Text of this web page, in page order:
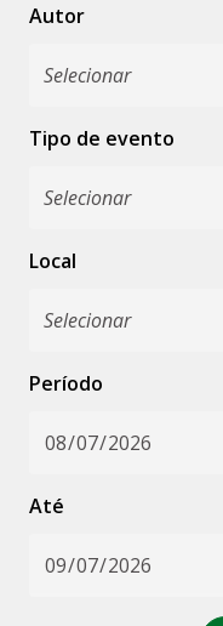
Autor
Tipo de evento
Local
Período
Até